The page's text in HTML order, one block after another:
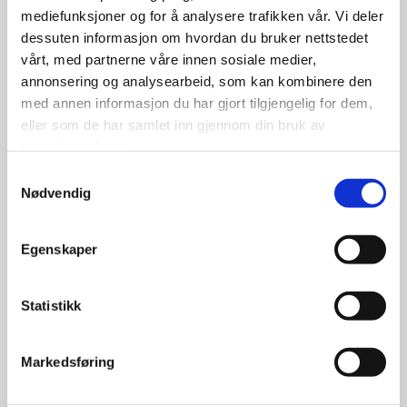
mediefunksjoner og for å analysere trafikken vår. Vi deler
dessuten informasjon om hvordan du bruker nettstedet
vårt, med partnerne våre innen sosiale medier,
annonsering og analysearbeid, som kan kombinere den
med annen informasjon du har gjort tilgjengelig for dem,
eller som de har samlet inn gjennom din bruk av
Nødvendig
Egenskaper
Statistikk
Markedsføring
kr 1,599.00
Se flere detaljer